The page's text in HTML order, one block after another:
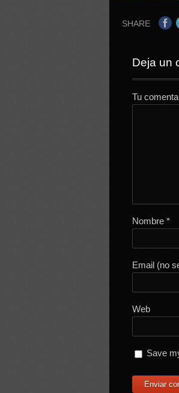
SHARE
Deja un
Tu
Nombre*
Email (no
Web
Save